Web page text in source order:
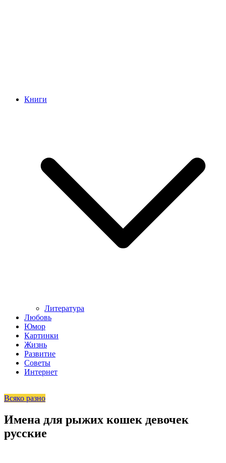
Книги
Литература
Любовь
Юмор
Картинки
Жизнь
Развитие
Советы
Интернет
Всяко разно
Имена для рыжих кошек девочек
русские